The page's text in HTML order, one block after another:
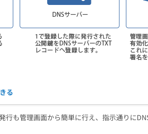
る
行も管理画面から簡単に行え、指示通りに